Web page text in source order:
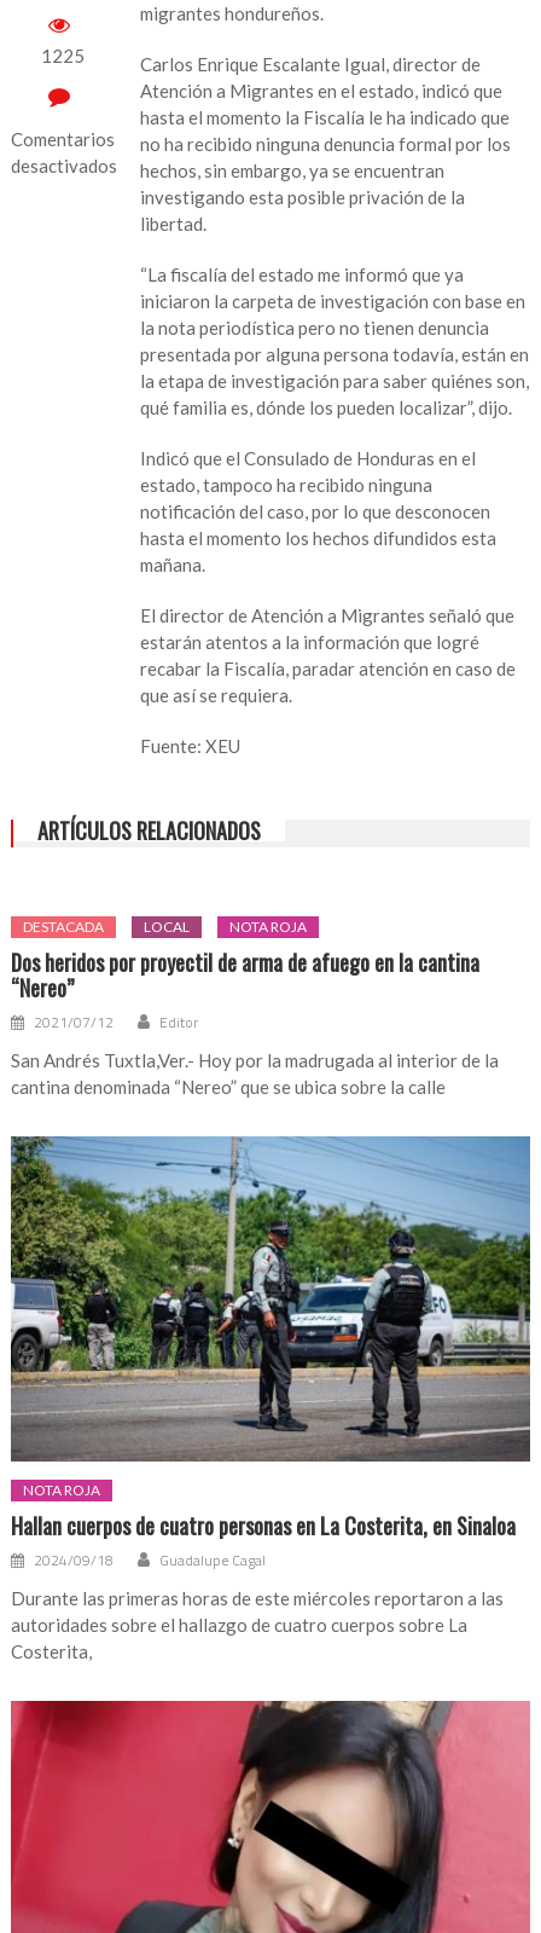
1225
Comentarios
desactivados
migrantes hondureños.
Carlos Enrique Escalante Igual, director de
Atención a Migrantes en el estado, indicó que
hasta el momento la Fiscalía le ha indicado que
no ha recibido ninguna denuncia formal por los
hechos, sin embargo, ya se encuentran
investigando esta posible privación de la
libertad.
“La fiscalía del estado me informó que ya
iniciaron la carpeta de investigación con base en
la nota periodística pero no tienen denuncia
presentada por alguna persona todavía, están en
la etapa de investigación para saber quiénes son,
qué familia es, dónde los pueden localizar”, dijo.
Indicó que el Consulado de Honduras en el
estado, tampoco ha recibido ninguna
notificación del caso, por lo que desconocen
hasta el momento los hechos difundidos esta
mañana.
El director de Atención a Migrantes señaló que
estarán atentos a la información que logré
recabar la Fiscalía, paradar atención en caso de
que así se requiera.
Fuente: XEU
ARTÍCULOS RELACIONADOS
DESTACADA LOCAL NOTA ROJA
Dos heridos por proyectil de arma de afuego en la cantina
“Nereo”
2021/07/12 Editor
San Andrés Tuxtla,Ver.- Hoy por la madrugada al interior de la
cantina denominada “Nereo” que se ubica sobre la calle
NOTA ROJA
Hallan cuerpos de cuatro personas en La Costerita, en Sinaloa
2024/09/18 Guadalupe Cagal
Durante las primeras horas de este miércoles reportaron a las
autoridades sobre el hallazgo de cuatro cuerpos sobre La
Costerita,